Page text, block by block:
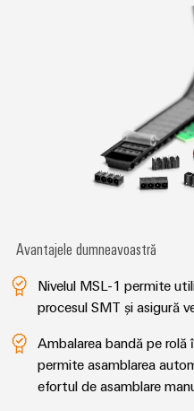
Avantajele dumneavoastră
Nivelul MSL-1 permite
procesul SMT și asigură
Ambalarea bandă pe rolă
permite asamblarea
efortul de asamblare